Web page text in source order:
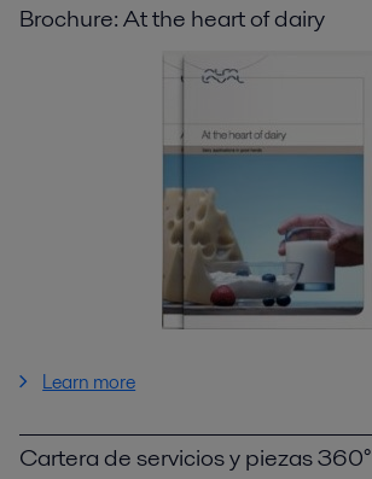
Brochure: At the heart of dairy
Learn more
Cartera de servicios y piezas 360°